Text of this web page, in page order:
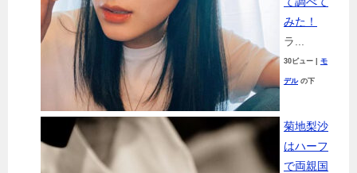
みた！
ラ...
30ビュー モ
デルの下
菊地梨沙
はハーフ
で両親国